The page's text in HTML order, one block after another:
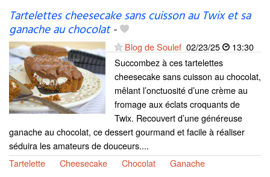
Tartelettes cheesecake sans cuisson au Twix et sa
ganache au chocolat-
Blog de Soulef 02/23/25
13:30
Succombez à ces tartelettes
cheesecake sans cuisson au chocolat,
mêlant l’onctuosité d’une crème au
fromage aux éclats croquants de
Twix. Recouvert d’une généreuse
ganache au chocolat, ce dessert gourmand et facile à réaliser
séduira les amateurs de douceurs....
Tartelette
Cheesecake Chocolat Ganache